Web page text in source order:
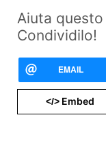
Aiuta
Condividilo!
EMAIL
</>Embed